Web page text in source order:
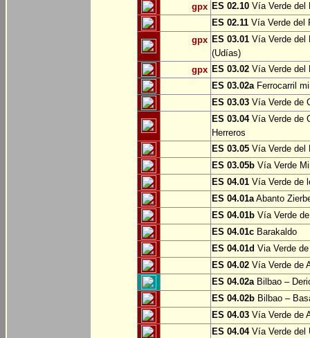
gpx ES 02.10 Vía Verde del
ES 02.11 Vía Verde del
gpx ES 03.01 Vía Verde del
(Udías)
gpx ES 03.02 Vía Verde del
ES 03.02aFerrocarril
ES 03.03 Vía Verde de
ES 03.04Vía Verde de
Herreros
ES 03.05 Vía Verde del
ES 03.05b Vía Verde
ES 04.01 Vía Verde de
ES 04.01aAbanto
ES 04.01b Vía Verde
ES 04.01c Barakaldo
ES 04.01d Via Verde
ES 04.02 Vía Verde de
ES 04.02aBilbao –
ES 04.02b Bilbao –
ES 04.03 Vía Verde de
ES 04.04Vía Verde del